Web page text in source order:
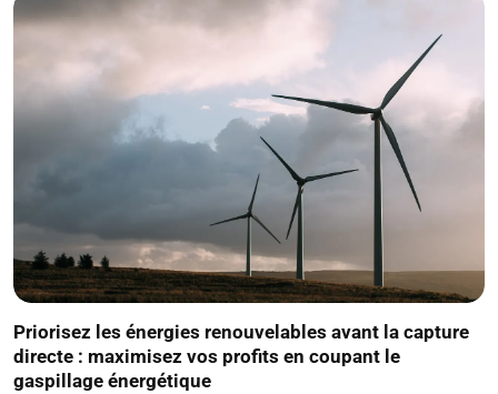
Priorisez les énergies renouvelables avant la capture
directe : maximisez vos profits en coupant le
gaspillage énergétique